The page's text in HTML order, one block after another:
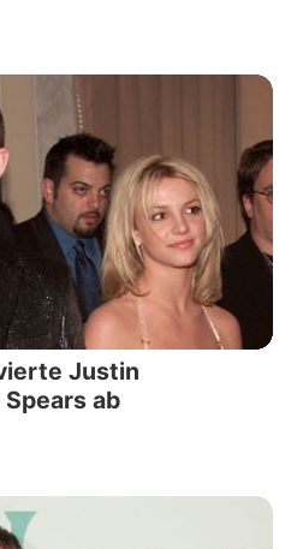
Justin
ab